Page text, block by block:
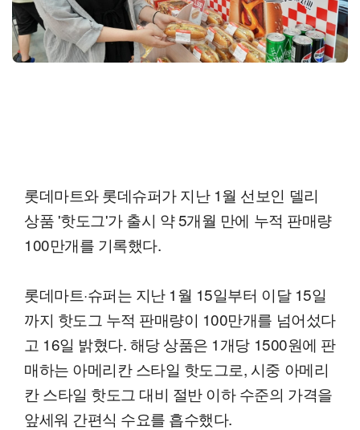
롯데마트와 롯데슈퍼가 지난 1월 선보인 델리
상품 '핫도그'가 출시 약 5개월 만에 누적 판매량
100만개를 기록했다.
롯데마트·슈퍼는 지난 1월 15일부터 이달 15일
까지 핫도그 누적 판매량이 100만개를 넘어섰다
고 16일 밝혔다. 해당 상품은 1개당 1500원에 판
매하는 아메리칸 스타일 핫도그로, 시중 아메리
칸 스타일 핫도그 대비 절반 이하 수준의 가격을
앞세워 간편식 수요를 흡수했다.